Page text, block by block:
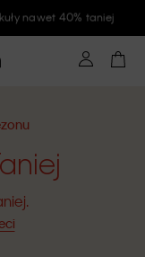
rabat 10%